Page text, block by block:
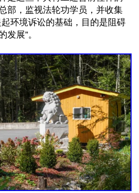
部，监视法轮功学员，并收集
环境诉讼的基础，目的是阻碍
发展”。